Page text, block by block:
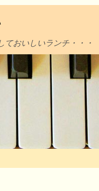
ておいしいランチ・・・